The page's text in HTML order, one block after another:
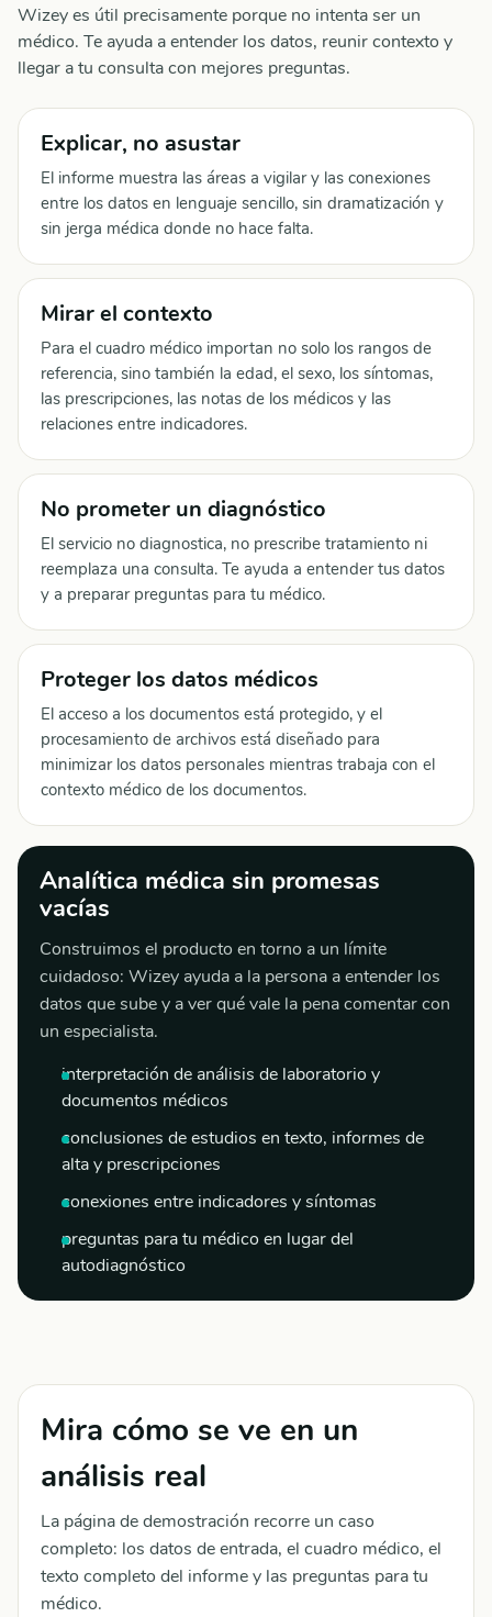
Wizey es útil precisamente porque no intenta ser un
médico. Te ayuda a entender los datos, reunir contexto y
llegar a tu consulta con mejores preguntas.
Explicar, no asustar
El informe muestra las áreas a vigilar y las conexiones
entre los datos en lenguaje sencillo, sin dramatización y
sin jerga médica donde no hace falta.
Mirar el contexto
Para el cuadro médico importan no solo los rangos de
referencia, sino también la edad, el sexo, los síntomas,
las prescripciones, las notas de los médicos y las
relaciones entre indicadores.
No prometer un diagnóstico
El servicio no diagnostica, no prescribe tratamiento ni
reemplaza una consulta. Te ayuda a entender tus datos
y a preparar preguntas para tu médico.
Proteger los datos médicos
El acceso a los documentos está protegido, y el
procesamiento de archivos está diseñado para
minimizar los datos personales mientras trabaja con el
contexto médico de los documentos.
Analítica médica sin promesas
vacías
Construimos el producto en torno a un límite
cuidadoso: Wizey ayuda a la persona a entender los
datos que sube y a ver qué vale la pena comentar con
un especialista.
interpretación de análisis de laboratorio y
documentos médicos
conclusiones de estudios en texto, informes de
alta y prescripciones
conexiones entre indicadores y síntomas
preguntas para tu médico en lugar del
autodiagnóstico
Mira cómo se ve en un
análisis real
La página de demostración recorre un caso
completo: los datos de entrada, el cuadro médico, el
texto completo del informe y las preguntas para tu
médico.